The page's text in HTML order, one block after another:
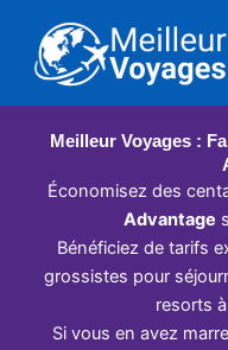
contenu
Meilleur Voyages :
Économisez des
Advantage
Bénéficiez de tarifs
grossistes pour
resorts
Si vous en avez